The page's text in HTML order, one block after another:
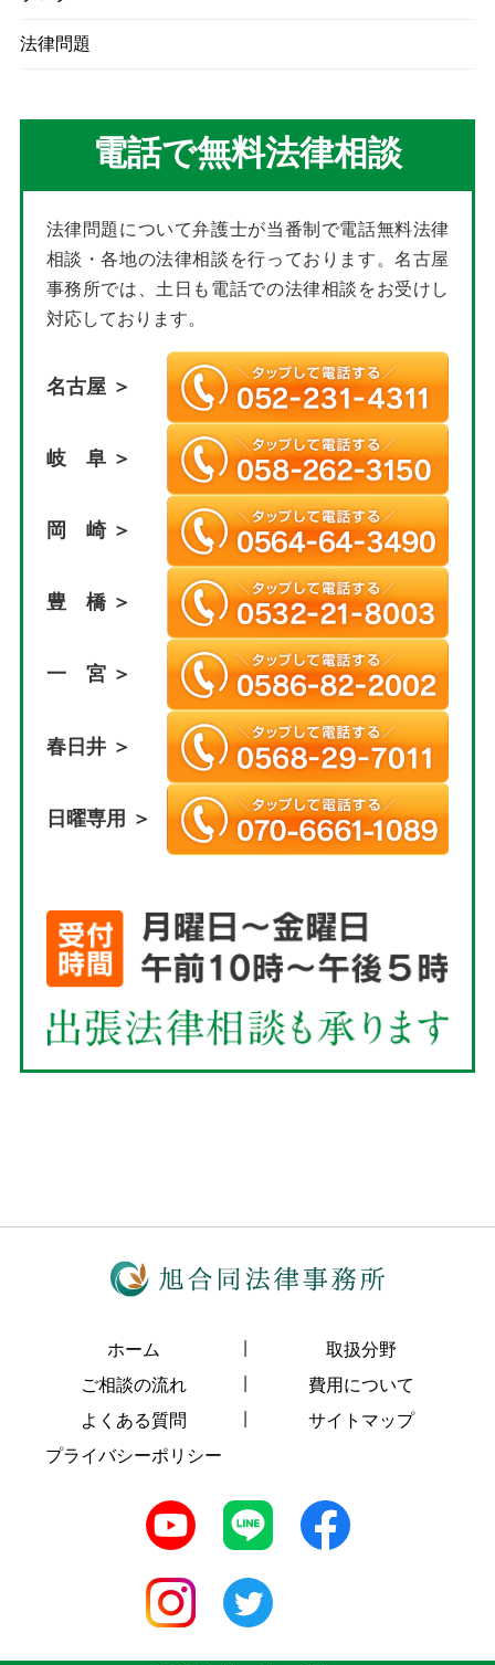
法律問題
電話で無料法律相談
法律問題について弁護士が当番制で電話無料法律
相談・各地の法律相談を行っております。名古屋
事務所では、土日も電話での法律相談をお受けし
対応しております。
名古屋 ＞
岐 阜 ＞
岡 崎 ＞
豊 橋 ＞
一 宮 ＞
春日井 ＞
日曜専用 ＞
ホーム
取扱分野
ご相談の流れ
費用について
よくある質問
サイトマップ
プライバシーポリシー